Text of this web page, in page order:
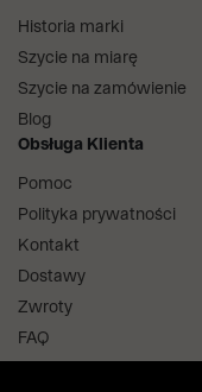
Historia marki
Szycie na miarę
Szycie na zamówienie
Blog
Obsługa Klienta
Pomoc
Polityka prywatności
Kontakt
Dostawy
Zwroty
FAQ